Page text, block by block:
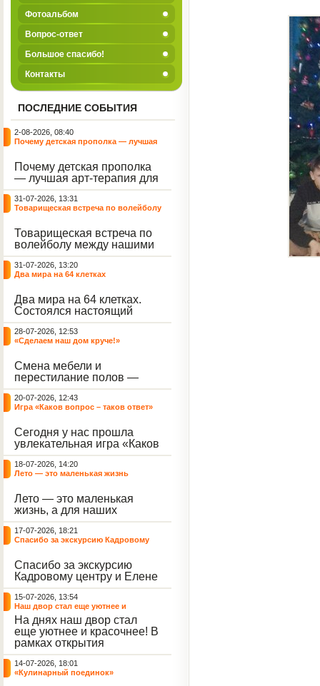
Фотоальбом
Вопрос-ответ
Большое спасибо!
Контакты
ПОСЛЕДНИЕ СОБЫТИЯ
2-08-2026, 08:40
Почему детская прополка — лучшая
Почему детская прополка
— лучшая арт-терапия для
воспитателя?
31-07-2026, 13:31
Товарищеская встреча по волейболу
Товарищеская встреча по
волейболу между нашими
воспитанниками и
сельскими ребятами.
31-07-2026, 13:20
Два мира на 64 клетках
Два мира на 64 клетках.
Состоялся настоящий
интеллектуальный
праздник — турнир по
шахматам и шашкам.
небывалый ажиотаж среди
воспитанников, превратив
тихие залы центра в арену
напряжённых поединков,
громких аплодисментов и
жарких обсуждений.
28-07-2026, 12:53
«Сделаем наш дом круче!»
Смена мебели и
перестилание полов —
дело рук профессионалов.
А вот создание настоящего
домашнего уюта — задача
этой неделе ребята взяли
инициативу в свои руки и
устроили масштабную
генеральную уборку
жилого корпуса.
20-07-2026, 12:43
Игра «Каков вопрос – таков ответ»
Сегодня у нас прошла
увлекательная игра «Каков
вопрос – таков ответ»,
которая собрала самых
любознательных
игры выступил наш
воспитанник - Константин
Н., который по праву носит
звание самого читающего
и эрудированного
участника наших
мероприятий.
18-07-2026, 14:20
Лето — это маленькая жизнь
Лето — это маленькая
жизнь, а для наших
воспитанниц оно
наполнено открытиями. В
один из теплых дней мы
пластилин, книги и конечно
же телефоны, чтобы
отправиться на небольшую
цветочную охоту в
ближайший луг.
17-07-2026, 18:21
Спасибо за экскурсию Кадровому
Спасибо за экскурсию
Кадровому центру и Елене
Романовне за тёплую
встречу.
15-07-2026, 13:54
Наш двор стал еще уютнее и
красочнее!
На днях наш двор стал
еще уютнее и красочнее! В
рамках открытия
Социальной гостиной
нашего Центра, перед
воспитанниками была
14-07-2026, 18:01
«Кулинарный поединок»